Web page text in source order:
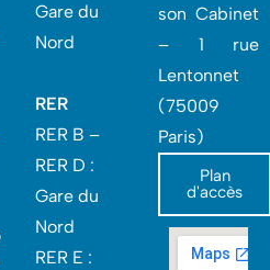
Gare du
Nord
RER
RER B –
RER D :
Gare du
Nord‎
RER E :
son Cabinet
– 1 rue
Lentonnet
(75009
Paris)
Plan
d'accès